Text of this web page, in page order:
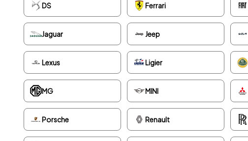
DS Ferrari
Jaguar Jeep
Lexus Ligier
MG MINI
Porsche Renault